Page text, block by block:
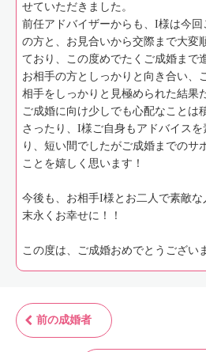
せていただきました。
前任アドバイザーからも、I様は今
の方と、お見合いから交際まで大変
ており、この度めでたくご成婚まで
お相手の方としっかりと向き合い、
相手をしっかりと見極められた結果
ご成婚に向け少しでも心配なことは
さったり、I様ご自身もアドバイスを
り、短い間でしたがご成婚までのサ
ことを嬉しく思います！
今後も、お相手I様とお二人で素敵な
末永くお幸せに！！
この度は、ご成婚おめでとうござい
前の成婚者